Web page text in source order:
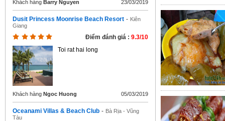
Khách hàng Barry Nguyen 23/03/2019
Dusit Princess Moonrise Beach Resort - Kiên
Giang
Điểm đánh giá : 9.3/10
Toi rat hai long
Khách hàng Ngoc Huong 05/03/2019
Oceanami Villas & Beach Club - Bà Rịa - Vũng
Tàu